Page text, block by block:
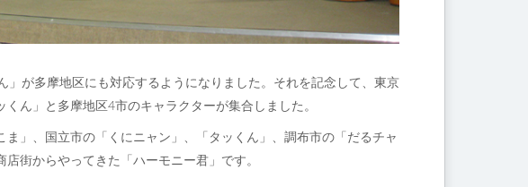
が多摩地区にも対応するようになりました。それを記念して、東京
ん」と多摩地区4市のキャラクターが集合しました。
」、国立市の「くにニャン」、「タッくん」、調布市の「だるチャ
街からやってきた「ハーモニー君」です。